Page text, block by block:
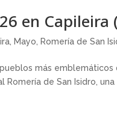
en Capileira
Mayo Romería de San
más
de San Isidro,